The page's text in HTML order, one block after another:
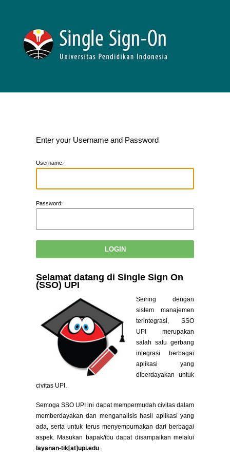
Enter your Username and Password
Username:
Password:
Selamat datang di Single Sign On
(SSO) UPI
Seiring dengan
sistem manajemen
terintegrasi, SSO
UPI merupakan
salah satu gerbang
integrasi berbagai
aplikasi yang
diberdayakan untuk
civitas UPI.
Semoga SSO UPI ini dapat mempermudah civitas dalam
memberdayakan dan menganalisis hasil aplikasi yang
ada, serta untuk terus menyempurnakan dari berbagai
aspek. Masukan bapak/ibu dapat disampaikan melalui
layanan-tik[at]upi.edu.